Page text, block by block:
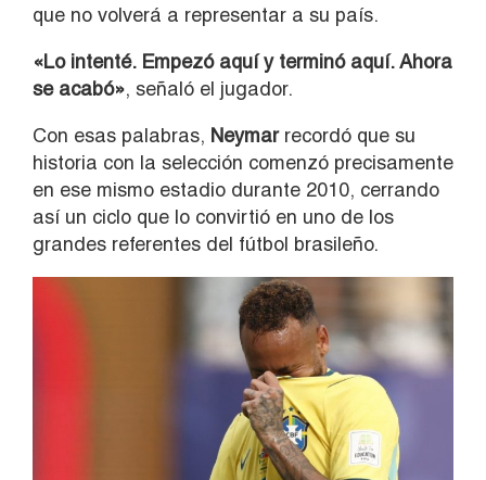
que no volverá a representar a su país.
«Lo intenté. Empezó aquí y terminó aquí. Ahora
se acabó», señaló el jugador.
Con esas palabras, Neymarrecordó que su
historia con la selección comenzó precisamente
en ese mismo estadio durante 2010, cerrando
así un ciclo que lo convirtió en uno de los
grandes referentes del fútbol brasileño.